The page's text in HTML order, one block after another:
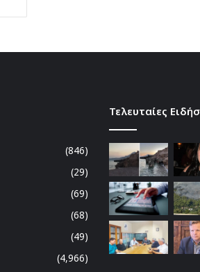
(846)
(29)
(69)
(68)
(49)
(4,966)
Τελευταίες